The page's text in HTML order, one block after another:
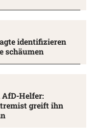
identifizieren
schäumen
Helfer:
greift ihn